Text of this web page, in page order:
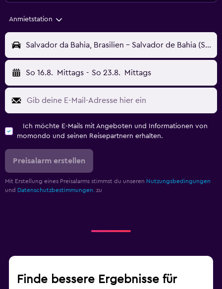
Anmietstation
Salvador da Bahia, Brasilien - Salvador de Bahia (SSA)
So 16.8. Mittags - So 23.8. Mittags
Ich möchte E-Mails mit Angeboten und Informationen von
momondo und seinen Reisepartnern erhalten.
Preisalarm erstellen
Mit Erstellung eines Preisalarms stimmst du unseren Nutzungsbedingungen
und Datenschutzbestimmungen. zu
Finde bessere Ergebnisse für